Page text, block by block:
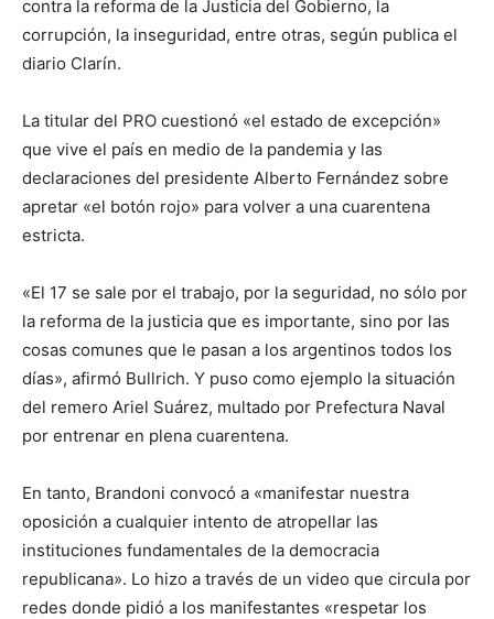
contra la reforma de la Justicia del Gobierno, la
corrupción, la inseguridad, entre otras, según publica el
diario Clarín.
La titular del PRO cuestionó «el estado de excepción»
que vive el país en medio de la pandemia y las
declaraciones del presidente Alberto Fernández sobre
apretar «el botón rojo» para volver a una cuarentena
estricta.
«El 17 se sale por el trabajo, por la seguridad, no sólo por
la reforma de la justicia que es importante, sino por las
cosas comunes que le pasan a los argentinos todos los
días», afirmó Bullrich. Y puso como ejemplo la situación
del remero Ariel Suárez, multado por Prefectura Naval
por entrenar en plena cuarentena.
En tanto, Brandoni convocó a «manifestar nuestra
oposición a cualquier intento de atropellar las
instituciones fundamentales de la democracia
republicana». Lo hizo a través de un video que circula por
redes donde pidió a los manifestantes «respetar los